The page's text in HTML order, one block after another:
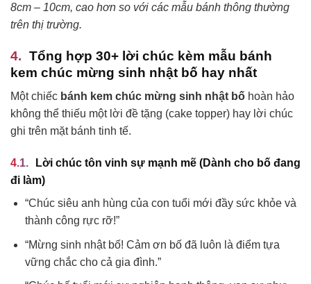
8cm – 10cm, cao hơn so với các mẫu bánh thông thường
trên thị trường.
Tổng hợp 30+ lời chúc kèm mẫu bánh
kem chúc mừng sinh nhật bố hay nhất
Một chiếc bánh kem chúc mừng sinh nhật bố hoàn hảo
không thể thiếu một lời đề tặng (cake topper) hay lời chúc
ghi trên mặt bánh tinh tế.
Lời chúc tôn vinh sự mạnh mẽ (Dành cho bố đang
đi làm)
“Chúc siêu anh hùng của con tuổi mới đầy sức khỏe và
thành công rực rỡ!”
“Mừng sinh nhật bố! Cảm ơn bố đã luôn là điểm tựa
vững chắc cho cả gia đình.”